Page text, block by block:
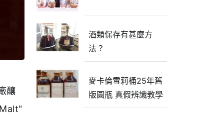
釀
酒類保存有甚麼方
法？
麥卡倫雪莉桶25年舊
版圓瓶 真假辨識教學